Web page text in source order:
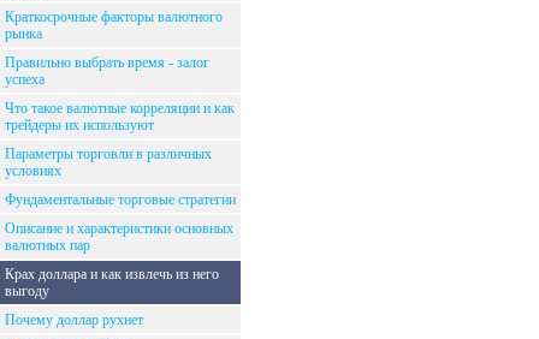
Краткосрочные факторы валютного
рынка
Правильно выбрать время - залог
успеха
Что такое валютные корреляции и как
трейдеры их используют
Параметры торговли в различных
условиях
Фундаментальные торговые стратегии
Описание и характеристики основных
валютных пар
Крах доллара и как извлечь из него
выгоду
Почему доллар рухнет